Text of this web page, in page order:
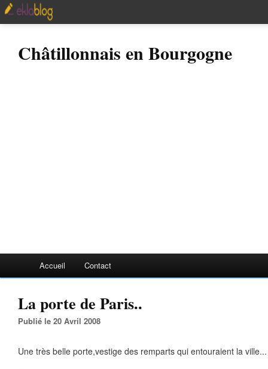
Châtillonnais en Bourgogne
Accueil Contact
La porte de Paris..
Publié le 20 Avril 2008
Une très belle porte,vestige des remparts qui entouraient la ville...